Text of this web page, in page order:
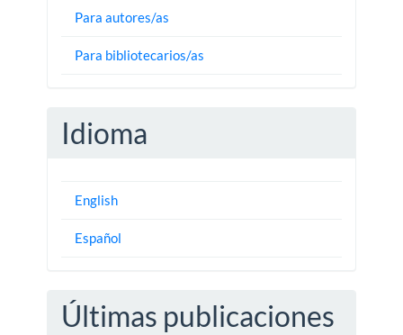
Para autores/as
Para bibliotecarios/as
Idioma
English
Español
Últimas publicaciones